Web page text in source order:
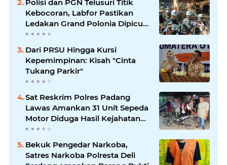
Polisi dan PGN Telusuri Titik
Kebocoran, Labfor Pastikan
Ledakan Grand Polonia Dipicu
Akumulasi Gas
Dari PRSU Hingga Kursi
Kepemimpinan: Kisah "Cinta
Tukang Parkir"
Sat Reskrim Polres Padang
Lawas Amankan 31 Unit Sepeda
Motor Diduga Hasil Kejahatan
dari Rumah Warga di Pasar
Latong
Bekuk Pengedar Narkoba,
Satres Narkoba Polresta Deli